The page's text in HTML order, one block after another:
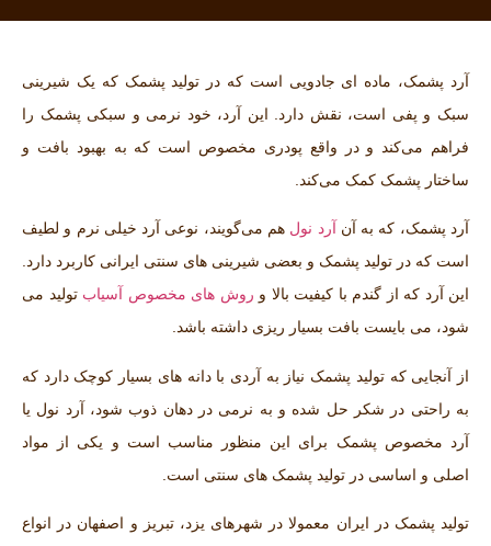
آرد پشمک، ماده ‌ای جادویی است که در تولید پشمک که یک شیرینی
سبک و پفی است، نقش دارد. این آرد، خود نرمی و سبکی پشمک را
فراهم می‌کند و در واقع پودری مخصوص است که به بهبود بافت و
ساختار پشمک کمک می‌کند.
آرد پشمک، که به آن آرد نول هم می‌گویند، نوعی آرد خیلی نرم و لطیف
است که در تولید پشمک و بعضی شیرینی‌ های سنتی ایرانی کاربرد دارد.
این آرد که از گندم با کیفیت بالا و روش های مخصوص آسیاب تولید می‌
شود، می بایست بافت بسیار ریزی داشته باشد.
از آنجایی که تولید پشمک نیاز به آردی با دانه ‌های بسیار کوچک دارد که
به راحتی در شکر حل شده و به نرمی در دهان ذوب شود، آرد نول یا
آرد مخصوص پشمک برای این منظور مناسب است و یکی از مواد
اصلی و اساسی در تولید پشمک های سنتی است.
تولید پشمک در ایران معمولا در شهرهای یزد، تبریز و اصفهان در انواع